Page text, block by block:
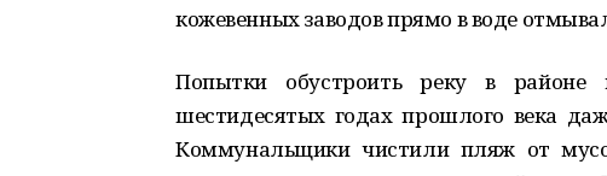
кожевенных заводов прямо в воде
Попытки обустроить реку в
шестидесятых годах прошлого века
Коммунальщики чистили пляж от